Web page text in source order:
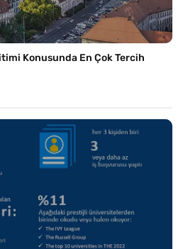
Konusunda En Çok Tercih